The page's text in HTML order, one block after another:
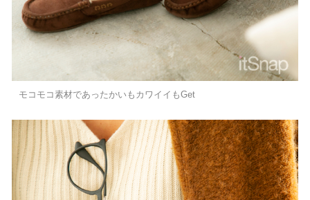
モコモコ素材であったかいもカワイイもGet